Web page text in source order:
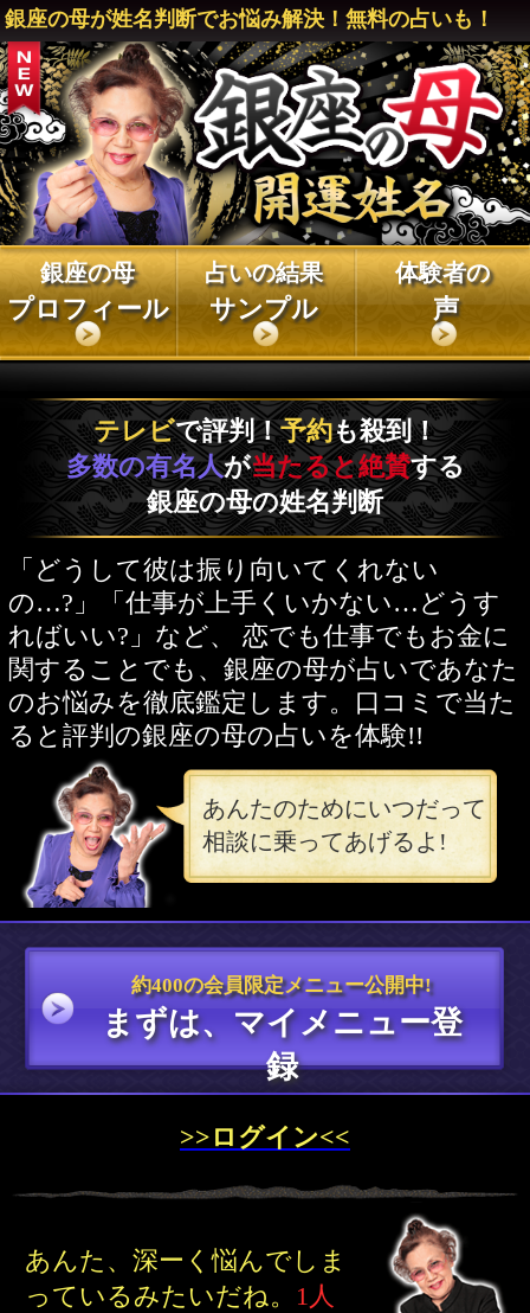
銀座の母が姓名判断でお悩み解決！無料の占いも！
銀座の母
プロフィール
占いの結果
サンプル
体験者の
声
テレビで評判！予約も殺到！
多数の有名人が 当たると絶賛
する
銀座の母の姓名判断
「どうして彼は振り向いてくれない
の…?」「仕事が上手くいかない…どうす
ればいい?」など、 恋でも仕事でもお金に
関することでも、銀座の母が占いであなた
のお悩みを徹底鑑定します。口コミで当た
ると評判の銀座の母の占いを体験!!
あんたのためにいつだって
相談に乗ってあげるよ!
約400の会員限定メニュー公開中!
まずは、マイメニュー登
>>ログイン<<
あんた、深ーく悩んでしま
っているみたいだね。1人
で悩んでないであたしに話
してごらんよ!
心配するんじゃないよッ！
あたしは銀座の場所でうん
な悩みの相談を受けてきた
話題のアノ人や芸能界の大
物を占ってきたことは敢え
て言わないけど…